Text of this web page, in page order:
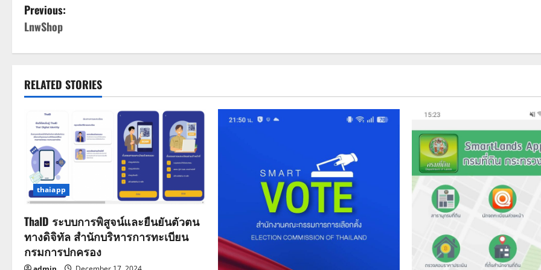
P
o
s
t
a
g
a
Previous:
LnwShop
RELATED STORIES
thaiapp
ThaID ระบบการพิสูจน์และยืนยันตัวตน
ทางดิจิทัล สำนักบริหารการทะเบียน
กรมการปกครอง